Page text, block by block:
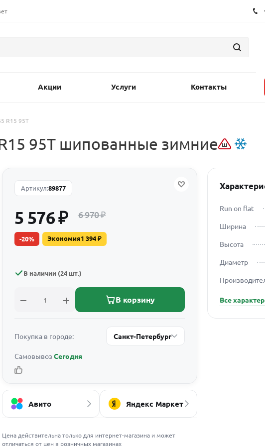
Акции Услуги Контакты
R15 95T
95T шипованные зимние
Артикул:89877
5 576₽ 6 970₽
-20% Экономия1 394₽
В наличии (24 шт.)
В корзину
Покупка в городе: Санкт-Петербург
СамовывозСегодня
Авито Яндекс Маркет
Цена действительна только для интернет-магазина и может
отличаться от цен в розничных магазинах
Run on flat
Ширина
Высота
Диаметр
Все